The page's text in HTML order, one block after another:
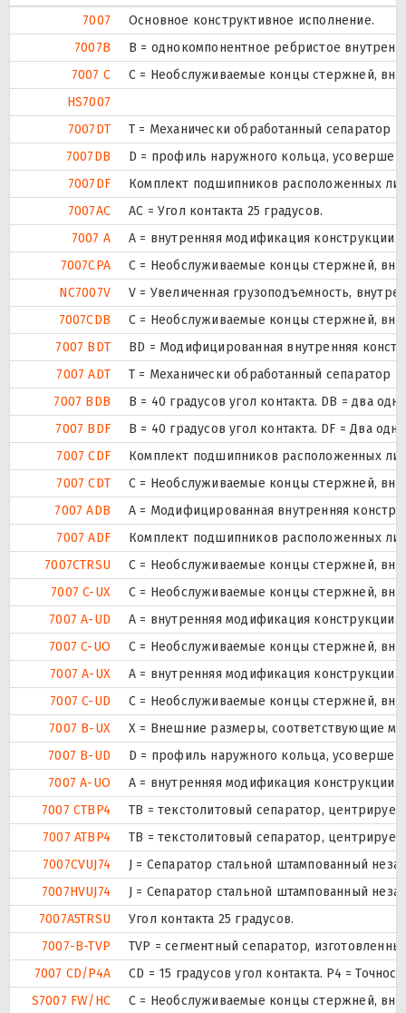
7007
Основное конструктивное исполнение.
7007B
B = однокомпонентное ребристое
7007 C
С = Необслуживаемые концы стержней,
HS7007
7007DT
T = Механически обработанный сепаратор
7007DB
D = профиль наружного кольца,
7007DF
Комплект подшипников расположенных
7007AC
AC = Угол контакта 25 градусов.
7007 A
A = внутренняя модификация конструкции.
7007CPA
С = Необслуживаемые концы стержней,
NC7007V
V = Увеличенная грузоподъемность,
7007CDB
С = Необслуживаемые концы стержней,
7007 BDT
BD = Модифицированная внутренняя
7007 ADT
T = Механически обработанный сепаратор
7007 BDB
B = 40 градусов угол контакта. DB = два
7007 BDF
B = 40 градусов угол контакта. DF = Два
7007 CDF
Комплект подшипников расположенных
7007 CDT
С = Необслуживаемые концы стержней,
7007 ADB
A = Модифицированная внутренняя
7007 ADF
Комплект подшипников расположенных
7007CTRSU
С = Необслуживаемые концы стержней,
7007 C-UX
С = Необслуживаемые концы стержней,
7007 A-UD
A = внутренняя модификация конструкции.
7007 C-UO
С = Необслуживаемые концы стержней,
7007 A-UX
A = внутренняя модификация конструкции.
7007 C-UD
С = Необслуживаемые концы стержней,
7007 B-UX
X = Внешние размеры, соответствующие
7007 B-UD
D = профиль наружного кольца,
7007 A-UO
A = внутренняя модификация конструкции.
7007 CTBP4
ТВ = текстолитовый сепаратор,
7007 ATBP4
ТВ = текстолитовый сепаратор,
7007CVUJ74
J = Сепаратор стальной штампованный
7007HVUJ74
J = Сепаратор стальной штампованный
7007A5TRSU
Угол контакта 25 градусов.
7007-B-TVP
TVP = сегментный сепаратор,
7007 CD/P4A
CD = 15 градусов угол контакта. P4 =
S7007 FW/HC
С = Необслуживаемые концы стержней,